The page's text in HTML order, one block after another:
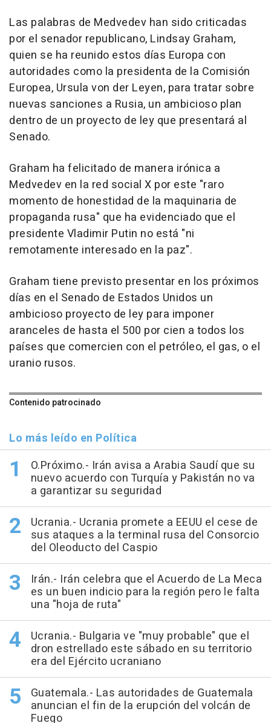
Las palabras de Medvedev han sido criticadas
por el senador republicano, Lindsay Graham,
quien se ha reunido estos días Europa con
autoridades como la presidenta de la Comisión
Europea, Ursula von der Leyen, para tratar sobre
nuevas sanciones a Rusia, un ambicioso plan
dentro de un proyecto de ley que presentará al
Senado.
Graham ha felicitado de manera irónica a
Medvedev en la red social X por este "raro
momento de honestidad de la maquinaria de
propaganda rusa" que ha evidenciado que el
presidente Vladimir Putin no está "ni
remotamente interesado en la paz".
Graham tiene previsto presentar en los próximos
días en el Senado de Estados Unidos un
ambicioso proyecto de ley para imponer
aranceles de hasta el 500 por cien a todos los
países que comercien con el petróleo, el gas, o el
uranio rusos.
Contenido patrocinado
Lo más leído en Política
O.Próximo.- Irán avisa a Arabia Saudí que su
nuevo acuerdo con Turquía y Pakistán no va
a garantizar su seguridad
Ucrania.- Ucrania promete a EEUU el cese de
sus ataques a la terminal rusa del Consorcio
del Oleoducto del Caspio
Irán.- Irán celebra que el Acuerdo de La Meca
es un buen indicio para la región pero le falta
una "hoja de ruta"
Ucrania.- Bulgaria ve "muy probable" que el
dron estrellado este sábado en su territorio
era del Ejército ucraniano
Guatemala.- Las autoridades de Guatemala
anuncian el fin de la erupción del volcán de
Fuego